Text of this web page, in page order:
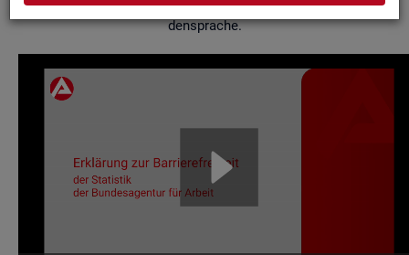
Hier fin­den Sie un­se­re Er­klä­rung zur Bar­rie­re­frei­heit in Ge­bär­
den­spra­che.